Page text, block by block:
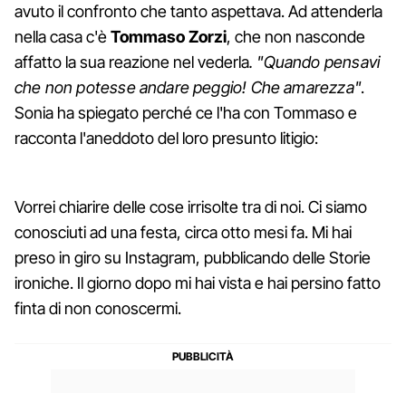
avuto il confronto che tanto aspettava. Ad attenderla
nella casa c'èTommaso Zorzi, che non nasconde
affatto la sua reazione nel vederla. "Quando pensavi
che non potesse andare peggio! Che amarezza".
Sonia ha spiegato perché ce l'ha con Tommaso e
racconta l'aneddoto del loro presunto litigio:
Vorrei chiarire delle cose irrisolte tra di noi. Ci siamo
conosciuti ad una festa, circa otto mesi fa. Mi hai
preso in giro su Instagram, pubblicando delle Storie
ironiche. Il giorno dopo mi hai vista e hai persino fatto
finta di non conoscermi.